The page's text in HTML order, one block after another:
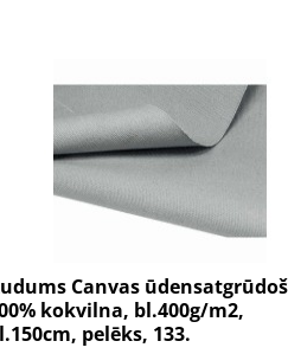
Canvas
kokvilna, bl.400g/m2,
pelēks, 133.